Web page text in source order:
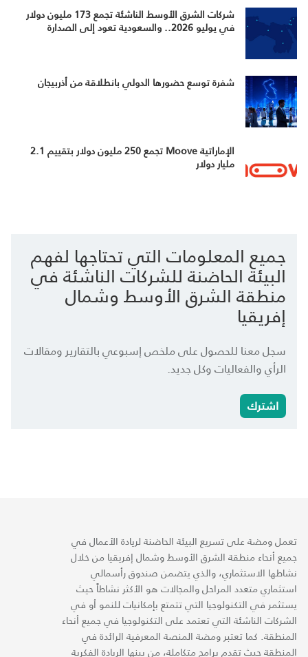
شركات الشرق الأوسط الناشئة تجمع 173 مليون دولار
في يوليو 2026.. والسعودية تعود إلى الصدارة
شفرة توسع حضورها الدولي بانطلاقة من أذربيجان
الإماراتية Moove تجمع 250 مليون دولار بتقييم 2.1
مليار دولار
جميع المعلومات التي تحتاجها لفهم
البيئة الحاضنة للشركات الناشئة في
منطقة الشرق الأوسط وشمال
إفريقيا
سجل معنا للحصول على ملخص إسبوعي بالتقارير ومقالات
الرأي والفعاليات وكل جديد.
اشترك
تعمل ومضة على تسريع البيئة الحاضنة لريادة الأعمال في
جميع أنحاء منطقة الشرق الأوسط وشمال إفريقيا من خلال
نشاطها الاستثماري، والذي يتضمن صندوق رأسمالي
استثماري متعدد المراحل والمجالات هو الأكثر نشاطاً حيث
يستثمر في التكنولوجيا التي تتمتع بإمكانيات للنمو أو في
الشركات الناشئة التي تعتمد على التكنولوجيا في جميع أنحاء
المنطقة. كما تعتبر ومضة المنصة المعرفية الرائدة في
المنطقة حيث تقدم برامج متكاملة، من بينها الريادة الفكرية